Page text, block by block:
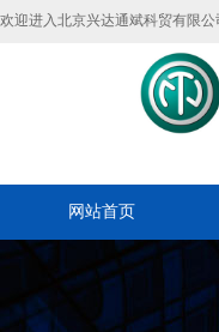
欢迎进入北京兴达通斌科贸有限公
网站首页